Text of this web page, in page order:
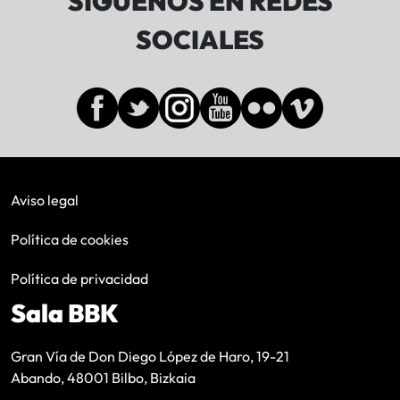
SOCIALES
Aviso legal
Política de cookies
Política de privacidad
Sala BBK
Gran Vía de Don Diego López de Haro, 19-21
Abando, 48001 Bilbo, Bizkaia